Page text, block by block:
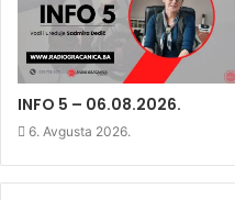
w
i
n
d
o
w
)
i
n
o
w
)
w
i
n
d
w
)
INFO 5 – 06.08.2026.
6. Avgusta 2026.